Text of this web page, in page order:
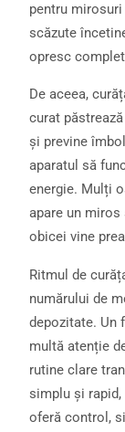
pentru
scăzute
opresc
De aceea,
curat
și previne
aparatul să
energie. Mulți
apare un miros
obicei vine
Ritmul de
numărului de
depozitate. Un
multă atenție
rutine clare
simplu și rapid,
oferă control,